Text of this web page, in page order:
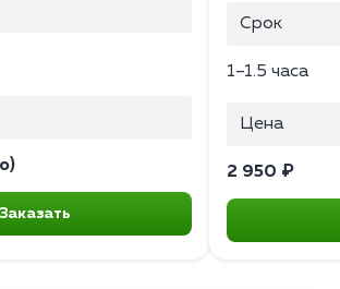
Заказать
Срок
1–1.5 часа
Цена
2 950 ₽